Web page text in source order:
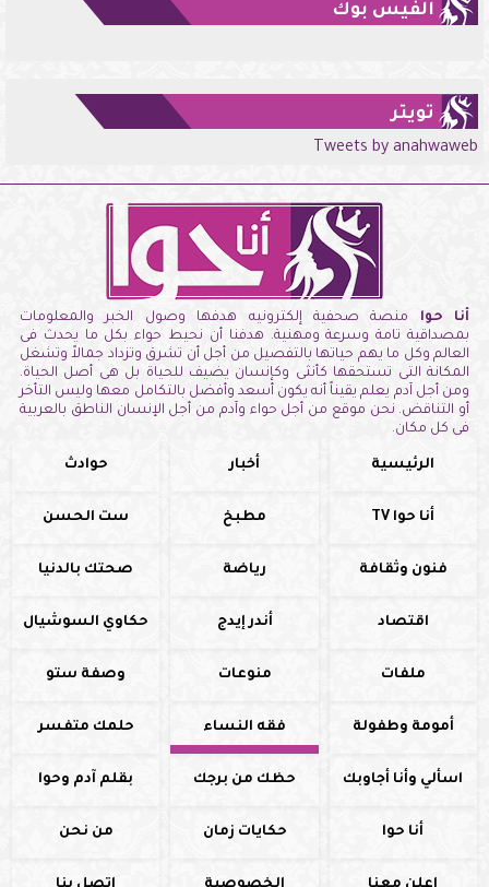
الفيس بوك
تويتر
Tweets by anahwaweb
أنا حوا منصة صحفية إلكترونيه هدفها وصول الخبر والمعلومات
بمصداقية تامة وسرعة ومهنية. هدفنا أن نحيط حواء بكل ما يحدث فى
العالم وكل ما يهم حياتها بالتفصيل من أجل أن تشرق وتزداد جمالاً وتشغل
المكانة التى تستحقها كأنثى وكإنسان يضيف للحياة بل هى أصل الحياة.
ومن أجل آدم يعلم يقيناً أنه يكون أسعد وأفضل بالتكامل معها وليس التأخر
أو التناقض. نحن موقع من أجل حواء وآدم من أجل الإنسان الناطق بالعربية
فى كل مكان.
الرئيسية أخبار حوادث
أنا حوا TV مطبخ ست الحسن
فنون وثقافة رياضة صحتك بالدنيا
اقتصاد أندر إيدج حكاوي السوشيال
ملفات منوعات وصفة ستو
أمومة وطفولة فقه النساء حلمك متفسر
اسألي وأنا أجاوبك حظك من برجك بقلم آدم وحوا
أنا حوا حكايات زمان من نحن